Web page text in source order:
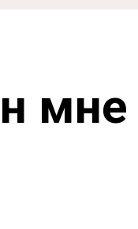
мне